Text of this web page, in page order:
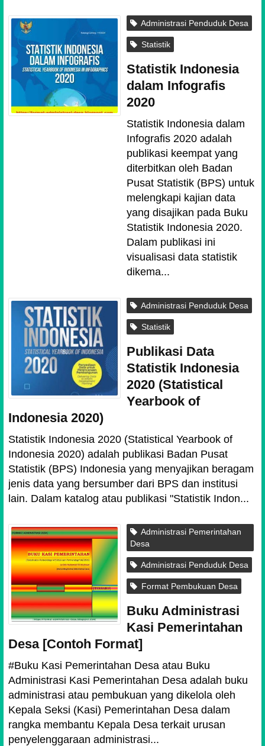
Administrasi Penduduk Desa
Statistik
Statistik Indonesia
dalam Infografis
2020
Statistik Indonesia dalam
Infografis 2020 adalah
publikasi keempat yang
diterbitkan oleh Badan
Pusat Statistik (BPS) untuk
melengkapi kajian data
yang disajikan pada Buku
Statistik Indonesia 2020.
Dalam publikasi ini
visualisasi data statistik
dikema...
Administrasi Penduduk Desa
Statistik
Publikasi Data
Statistik Indonesia
2020 (Statistical
Yearbook of
Indonesia 2020)
Statistik Indonesia 2020 (Statistical Yearbook of
Indonesia 2020) adalah publikasi Badan Pusat
Statistik (BPS) Indonesia yang menyajikan beragam
jenis data yang bersumber dari BPS dan institusi
lain. Dalam katalog atau publikasi "Statistik Indon...
Administrasi Pemerintahan
Desa
Administrasi Penduduk Desa
Format Pembukuan Desa
Buku Administrasi
Kasi Pemerintahan
Desa [Contoh Format]
#Buku Kasi Pemerintahan Desa atau Buku
Administrasi Kasi Pemerintahan Desa adalah buku
administrasi atau pembukuan yang dikelola oleh
Kepala Seksi (Kasi) Pemerintahan Desa dalam
rangka membantu Kepala Desa terkait urusan
penyelenggaraan administrasi...